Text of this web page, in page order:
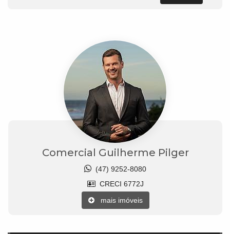
Comercial Guilherme Pilger
(47) 9252-8080
CRECI 6772J
mais imóveis